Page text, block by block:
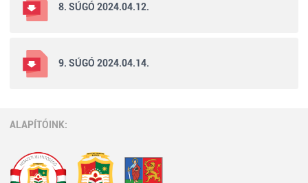
8. SÚGÓ 2024.04.12.
9. SÚGÓ 2024.04.14.
ALAPÍTÓINK: